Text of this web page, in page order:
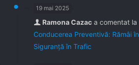
19 mai 2025
Ramona Cazac a comentat la
Conducerea Preventivă: Rămâi în
Siguranță în Trafic